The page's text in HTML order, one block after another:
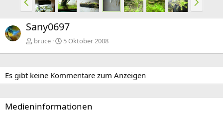
o
r
h
e
g
e
ä
c
Sany0697
bruce 5 Oktober 2008
Es gibt keine Kommentare zum Anzeigen
Medieninformationen